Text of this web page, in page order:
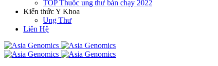
TOP Thuốc ung thư bán chạy 2022
Kiến thức Y Khoa
Ung Thư
Liên Hệ